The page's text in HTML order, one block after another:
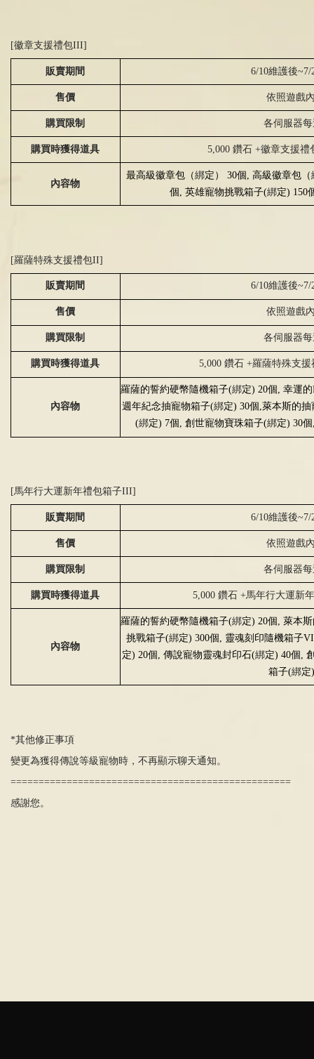
[徽章支援禮包III]
販賣期間 6/10維護後~7/
售價 依照遊戲
購買限制 各伺服器
購買時獲得道具 5,000 鑽石+徽章支援禮
內容物
最高級徽章包（綁定） 30個 ,高級徽章包（
個 ,英雄寵物挑戰箱子(綁定) 150
[羅薩特殊支援禮包II]
販賣期間 6/10維護後~7/
售價 依照遊戲
購買限制 各伺服器
購買時獲得道具 5,000 鑽石 +羅薩特殊支援
內容物
羅薩的誓約硬幣隨機箱子(綁定) 20個 , 幸運的
週年紀念抽寵物箱子(綁定) 30個 ,萊本斯的
(綁定) 7個 ,創世寵物寶珠箱子(綁定) 30個
[馬年行大運新年禮包箱子III]
販賣期間 6/10維護後~7/
售價 依照遊戲
購買限制 各伺服器
購買時獲得道具 5,000 鑽石 +馬年行大運新
內容物
羅薩的誓約硬幣隨機箱子(綁定) 20個 ,萊本
挑戰箱子(綁定) 300個 , 靈魂刻印隨機箱子
定) 20個 ,傳說寵物靈魂封印石(綁定) 40個 ,
箱子(綁定
*其他修正事項
變更為獲得傳說等級寵物時，不再顯示聊天通知。
==================================================
感謝您。